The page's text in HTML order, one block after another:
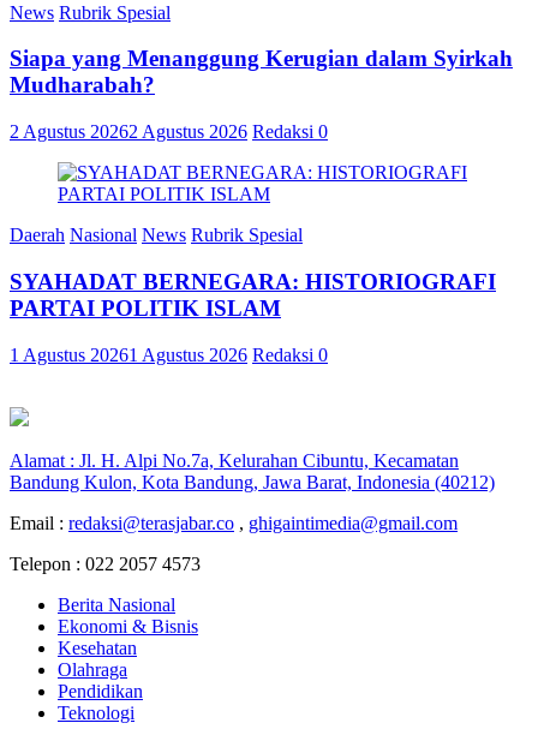
News Rubrik Spesial
Siapa yang Menanggung Kerugian dalam Syirkah
Mudharabah?
2 Agustus 20262 Agustus 2026 Redaksi 0
Daerah Nasional News Rubrik Spesial
SYAHADAT BERNEGARA: HISTORIOGRAFI
PARTAI POLITIK ISLAM
1 Agustus 20261 Agustus 2026 Redaksi 0
Alamat : Jl. H. Alpi No.7a, Kelurahan Cibuntu, Kecamatan
Bandung Kulon, Kota Bandung, Jawa Barat, Indonesia (40212)
Email : redaksi@terasjabar.co , ghigaintimedia@gmail.com
Telepon : 022 2057 4573
Berita Nasional
Ekonomi & Bisnis
Kesehatan
Olahraga
Pendidikan
Teknologi